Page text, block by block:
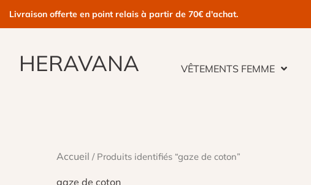
Aller
Livraison offerte en point relais à partir de 70€ d'achat.
HERAVANA VÊTEMENTS FEMME
Accueil / Produits identifiés “gaze de coton”
gaze de coton